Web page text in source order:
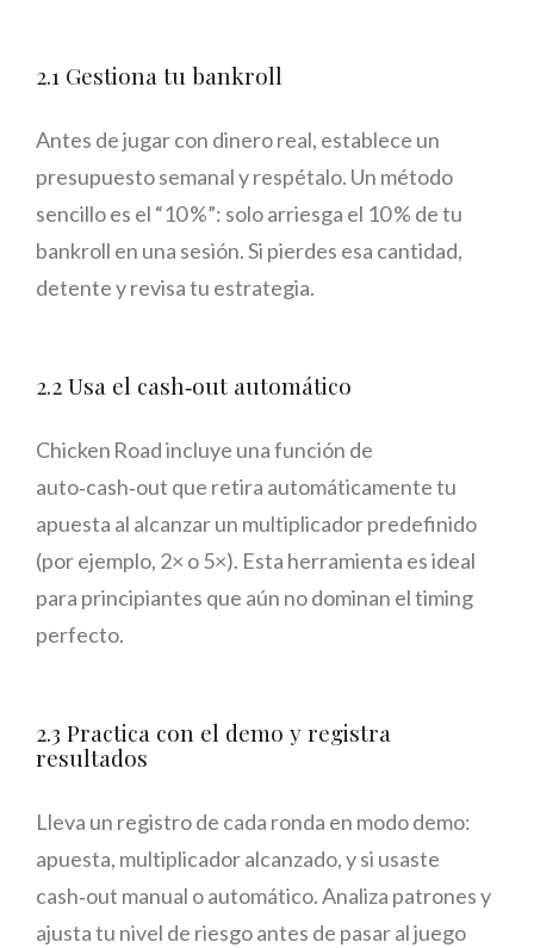
2.1 Gestiona tu bankroll
Antes de jugar con dinero real, establece un
presupuesto semanal y respétalo. Un método
sencillo es el “10 %”: solo arriesga el 10 % de tu
bankroll en una sesión. Si pierdes esa cantidad,
detente y revisa tu estrategia.
2.2 Usa el cash‑out automático
Chicken Road incluye una función de
auto‑cash‑out que retira automáticamente tu
apuesta al alcanzar un multiplicador predefinido
(por ejemplo, 2× o 5×). Esta herramienta es ideal
para principiantes que aún no dominan el timing
perfecto.
2.3 Practica con el demo y registra
resultados
Lleva un registro de cada ronda en modo demo:
apuesta, multiplicador alcanzado, y si usaste
cash‑out manual o automático. Analiza patrones y
ajusta tu nivel de riesgo antes de pasar al juego